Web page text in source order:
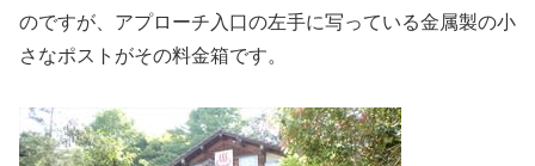
のですが、アプローチ入口の左手に写っている金属製の小
さなポストがその料金箱です。